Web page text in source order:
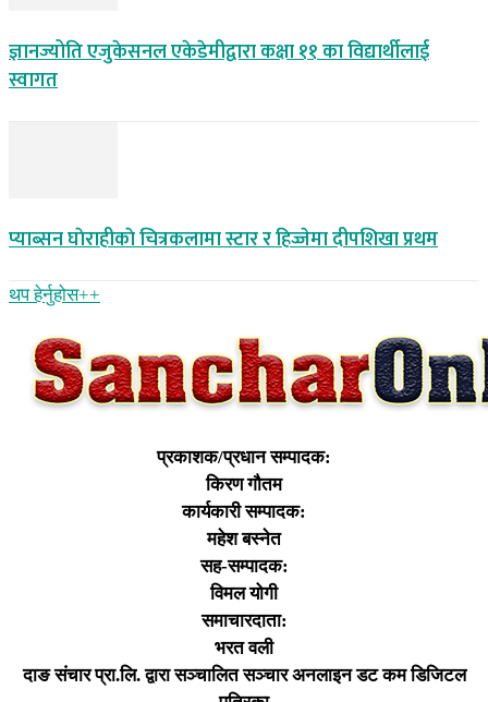
ज्ञानज्योति एजुकेसनल एकेडेमीद्वारा कक्षा ११ का विद्यार्थीलाई
स्वागत
प्याब्सन घाेराहीकाे चित्रकलामा स्टार र हिज्जेमा दीपशिखा प्रथम
थप हेर्नुहोस‌++
प्रकाशक/प्रधान सम्पादक:
किरण गौतम
कार्यकारी सम्पादक:
महेश बस्नेत
सह-सम्पादक:
विमल योगी
समाचारदाता:
भरत वली
दाङ संचार प्रा.लि. द्वारा सञ्चालित सञ्चार अनलाइन डट कम डिजिटल